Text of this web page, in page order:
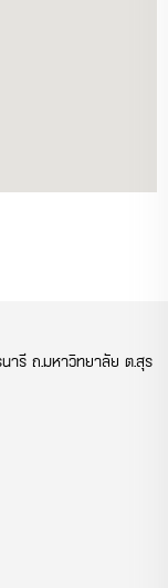
ารี ถ.มหาวิทยาลัย ต.สุร